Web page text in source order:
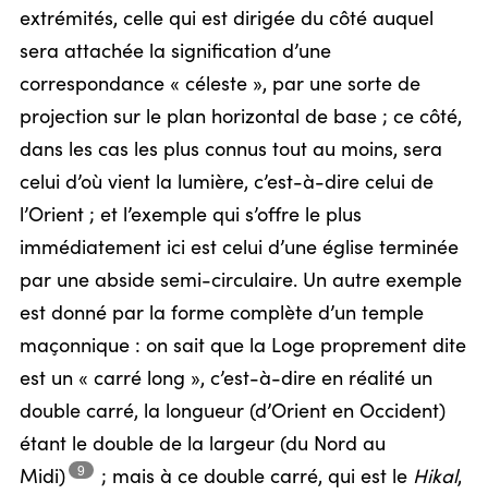
extrémités, celle qui est dirigée du côté auquel
sera attachée la signification d’une
correspondance « céleste », par une sorte de
projection sur le plan horizontal de base ; ce côté,
dans les cas les plus connus tout au moins, sera
celui d’où vient la lumière, c’est-à-dire celui de
l’Orient ; et l’exemple qui s’offre le plus
immédiatement ici est celui d’une église terminée
par une abside semi-circulaire. Un autre exemple
est donné par la forme complète d’un temple
maçonnique : on sait que la Loge proprement dite
est un « carré long », c’est-à-dire en réalité un
double carré, la longueur (d’Orient en Occident)
étant le double de la largeur (du Nord au
Midi)
9 ; mais à ce double carré, qui est le Hikal,